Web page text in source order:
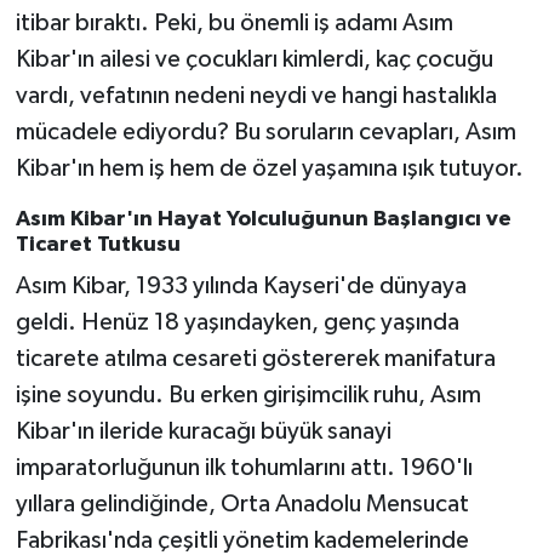
itibar bıraktı. Peki, bu önemli iş adamı Asım
Kibar'ın ailesi ve çocukları kimlerdi, kaç çocuğu
vardı, vefatının nedeni neydi ve hangi hastalıkla
mücadele ediyordu? Bu soruların cevapları, Asım
Kibar'ın hem iş hem de özel yaşamına ışık tutuyor.
Asım Kibar'ın Hayat Yolculuğunun Başlangıcı ve
Ticaret Tutkusu
Asım Kibar, 1933 yılında Kayseri'de dünyaya
geldi. Henüz 18 yaşındayken, genç yaşında
ticarete atılma cesareti göstererek manifatura
işine soyundu. Bu erken girişimcilik ruhu, Asım
Kibar'ın ileride kuracağı büyük sanayi
imparatorluğunun ilk tohumlarını attı. 1960'lı
yıllara gelindiğinde, Orta Anadolu Mensucat
Fabrikası'nda çeşitli yönetim kademelerinde